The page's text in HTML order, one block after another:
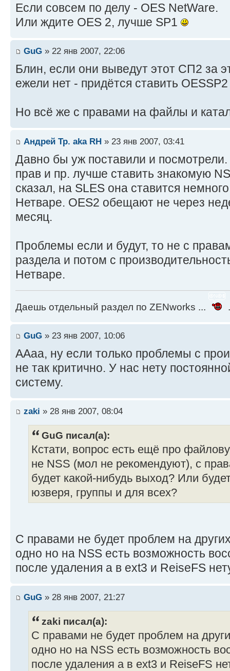
Если совсем по делу - OES NetWare.
Или ждите OES 2, лучше SP1
GuG » 22 янв 2007, 22:06
Блин, если они выведут этот СП2 за
ежели нет - придётся ставить OESSP2
Но всё же с правами на файлы и
Андрей Тр. aka RH » 23 янв 2007, 03:41
Давно бы уж поставили и посмотрели.
прав и пр. лучше ставить знакомую
сказал, на SLES она ставится
Нетваре. OES2 обещают не через
месяц.
Проблемы если и будут, то не с
раздела и потом с
Нетваре.
Даешь отдельный раздел по ZENworks ...
GuG » 23 янв 2007, 10:06
ААаа, ну если только проблемы с
не так критично. У нас нету
систему.
zaki » 28 янв 2007, 08:04
GuG писал(а):
Кстати, вопрос есть ещё про
не NSS (мол не рекомендуют), с
будет какой-нибудь выход? Или
юзверя, группы и для всех?
С правами не будет проблем на
одно но на NSS есть возможность
после удаления а в ext3 и ReiseFS
GuG » 28 янв 2007, 21:27
zaki писал(а):
С правами не будет проблем на
одно но на NSS есть возможность
после удаления а в ext3 и ReiseFS